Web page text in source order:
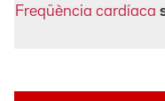
Freqüència cardíaca